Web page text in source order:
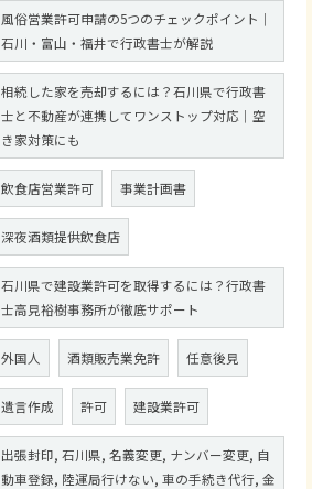
風俗営業許可申請の5つのチェックポイント｜
石川・富山・福井で行政書士が解説
相続した家を売却するには？石川県で行政書
士と不動産が連携してワンストップ対応｜空
き家対策にも
飲食店営業許可 事業計画書
深夜酒類提供飲食店
石川県で建設業許可を取得するには？行政書
士高見裕樹事務所が徹底サポート
外国人 酒類販売業免許 任意後見
遺言作成 許可 建設業許可
出張封印, 石川県, 名義変更, ナンバー変更, 自
動車登録, 陸運局行けない, 車の手続き代行, 金